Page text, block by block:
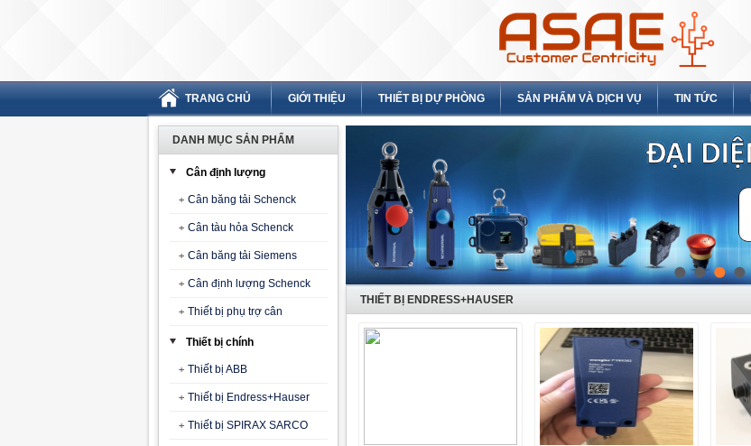
TRANG CHỦ GIỚI THIỆU THIẾT BỊ DỰ PHÒNG SẢN PHẨM VÀ DỊCH VỤ TIN TỨC
DANH MỤC SẢN PHẨM
Cân định lượng
Cân băng tải Schenck
Cân tàu hỏa Schenck
Cân băng tải Siemens
Cân định lượng Schenck
Thiết bị phụ trợ cân
Thiết bị chính
Thiết bị ABB
Thiết bị Endress+Hauser
Thiết bị SPIRAX SARCO
THIẾT BỊ ENDRESS+HAUSER